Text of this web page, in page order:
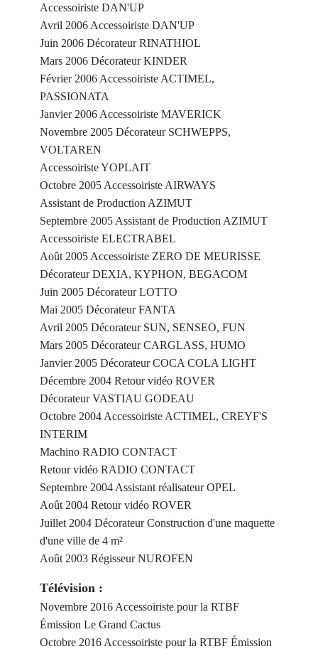
Accessoiriste DAN'UP
Avril 2006 Accessoiriste DAN'UP
Juin 2006 Décorateur RINATHIOL
Mars 2006 Décorateur KINDER
Février 2006 Accessoiriste ACTIMEL,
PASSIONATA
Janvier 2006 Accessoiriste MAVERICK
Novembre 2005 Décorateur SCHWEPPS,
VOLTAREN
Accessoiriste YOPLAIT
Octobre 2005 Accessoiriste AIRWAYS
Assistant de Production AZIMUT
Septembre 2005 Assistant de Production AZIMUT
Accessoiriste ELECTRABEL
Août 2005 Accessoiriste ZERO DE MEURISSE
Décorateur DEXIA, KYPHON, BEGACOM
Juin 2005 Décorateur LOTTO
Mai 2005 Décorateur FANTA
Avril 2005 Décorateur SUN, SENSEO, FUN
Mars 2005 Décorateur CARGLASS, HUMO
Janvier 2005 Décorateur COCA COLA LIGHT
Décembre 2004 Retour vidéo ROVER
Décorateur VASTIAU GODEAU
Octobre 2004 Accessoiriste ACTIMEL, CREYF'S
INTERIM
Machino RADIO CONTACT
Retour vidéo RADIO CONTACT
Septembre 2004 Assistant réalisateur OPEL
Août 2004 Retour vidéo ROVER
Juillet 2004 Décorateur Construction d'une maquette
d'une ville de 4 m²
Août 2003 Régisseur NUROFEN
Télévision :
Novembre 2016 Accessoiriste pour la RTBF
Émission Le Grand Cactus
Octobre 2016 Accessoiriste pour la RTBF Émission